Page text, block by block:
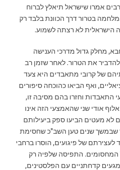
אמרו שישראל תיאלץ לברוח
בטרור דרך הכוונת בלבד רק
הישראלית לא רצתה לשמוע.
מחלק גדול מדרכי הענישה
את הטרור. לאחר שזמן רב
של קרובי מתאבדים היא צעד
ואף הביאו כהוכחה סיפורים
התאבדות וחזרו בהם מסיבה זו,
אודי שני שהאמצעי הזה אינו
לא מעטים הביעו ספק ביעילותם
שבמשך שנים טען השב"כ שחסימת
לעצירתם של פיגועים, הוסרו ברחבי
אחוזים של המחסומים. התפיסה שלפיה רק
קדחתניים עם הפלסטינים,